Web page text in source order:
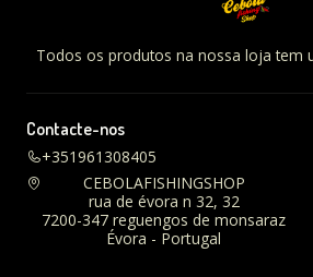
Todos os produtos na nossa loja tem
Contacte-nos
+351961308405
CEBOLAFISHINGSHOP
rua de évora n 32, 32
7200-347 reguengos de monsaraz
Évora - Portugal